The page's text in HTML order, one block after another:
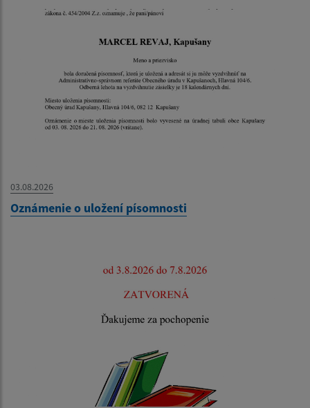
03.08.2026
Oznámenie o uložení písomnosti